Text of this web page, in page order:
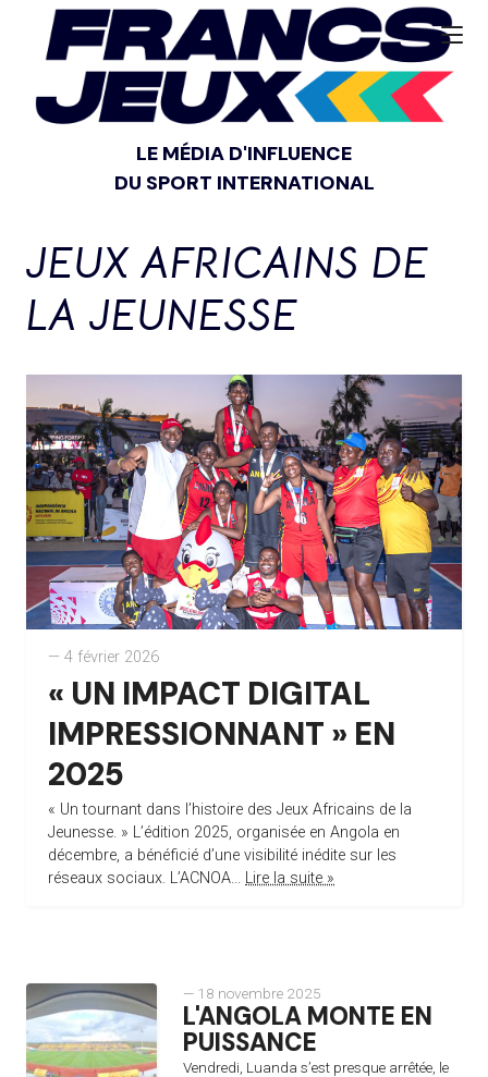
LE MÉDIA D'INFLUENCE
DU SPORT INTERNATIONAL
JEUX AFRICAINS DE
LA JEUNESSE
— 4 février 2026
« UN IMPACT DIGITAL
IMPRESSIONNANT » EN
2025
« Un tournant dans l’histoire des Jeux Africains de la
Jeunesse. » L’édition 2025, organisée en Angola en
décembre, a bénéficié d’une visibilité inédite sur les
réseaux sociaux. L’ACNOA... Lire la suite »
— 18 novembre 2025
L'ANGOLA MONTE EN
PUISSANCE
Vendredi, Luanda s’est presque arrêtée, le